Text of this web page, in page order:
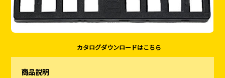
カタログダウンロードはこちら
商品説明